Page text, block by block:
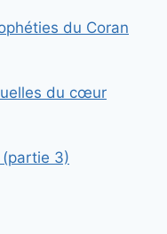
du Coran
du cœur
3)